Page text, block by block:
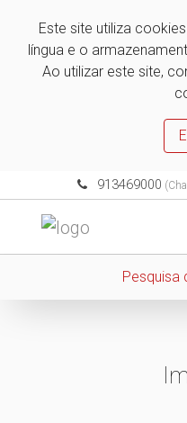
Este site utiliza
língua e o
Ao utilizar este site,
913469000
Pesquisa